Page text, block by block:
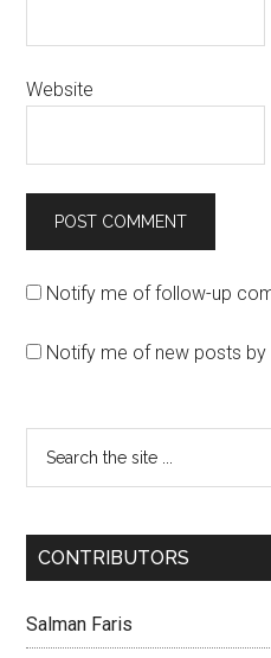
Website
Notify me of follow-up
Notify me of new posts by
CONTRIBUTORS
Salman Faris